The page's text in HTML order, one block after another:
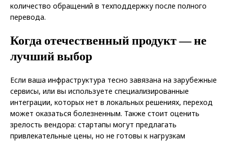
количество обращений в техподдержку после полного
перевода.
Когда отечественный продукт — не
лучший выбор
Если ваша инфраструктура тесно завязана на зарубежные
сервисы, или вы используете специализированные
интеграции, которых нет в локальных решениях, переход
может оказаться болезненным. Также стоит оценить
зрелость вендора: стартапы могут предлагать
привлекательные цены, но не готовы к нагрузкам